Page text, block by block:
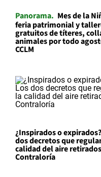
Panorama Mes de la
feria patrimonial y
gratuitos de títeres,
animales por todo
CCLM
¿Inspirados o
dos decretos que
calidad del aire
Contraloría